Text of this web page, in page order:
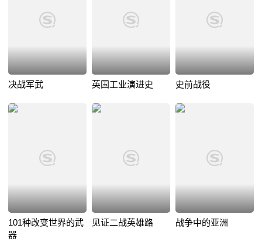
决战军武 英国工业演进史 史前战役
101种改变世界的武
器
见证二战英雄路 战争中的亚洲